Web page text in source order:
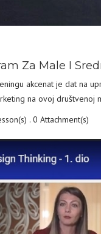
Za Male I
akcenat je dat na
na ovoj društvenoj
. 0 Attachment(s)